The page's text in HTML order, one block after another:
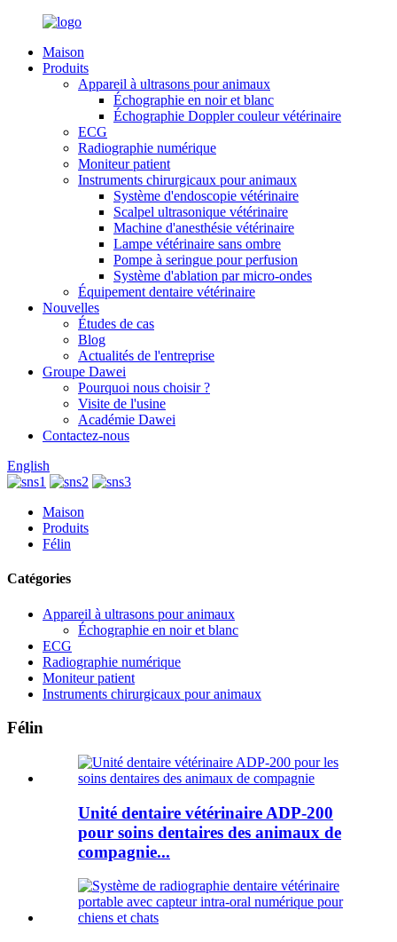
Maison
Produits
Appareil à ultrasons pour animaux
Échographie en noir et blanc
Échographie Doppler couleur vétérinaire
ECG
Radiographie numérique
Moniteur patient
Instruments chirurgicaux pour animaux
Système d'endoscopie vétérinaire
Scalpel ultrasonique vétérinaire
Machine d'anesthésie vétérinaire
Lampe vétérinaire sans ombre
Pompe à seringue pour perfusion
Système d'ablation par micro-ondes
Équipement dentaire vétérinaire
Nouvelles
Études de cas
Blog
Actualités de l'entreprise
Groupe Dawei
Pourquoi nous choisir ?
Visite de l'usine
Académie Dawei
Contactez-nous
English
Maison
Produits
Félin
Catégories
Appareil à ultrasons pour animaux
Échographie en noir et blanc
ECG
Radiographie numérique
Moniteur patient
Instruments chirurgicaux pour animaux
Félin
Unité dentaire vétérinaire ADP-200
pour soins dentaires des animaux de
compagnie...